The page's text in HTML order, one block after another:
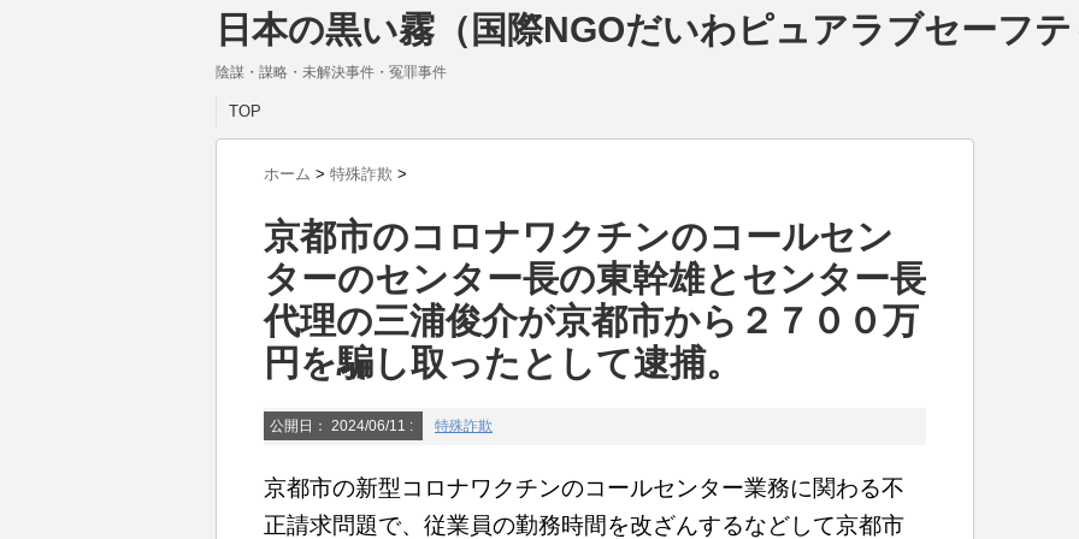
日本の黒い霧（国際NGOだいわピュアラブセーフテ
陰謀・謀略・未解決事件・冤罪事件
TOP
ホーム > 特殊詐欺 >
京都市のコロナワクチンのコールセン
ターのセンター長の東幹雄とセンター長
代理の三浦俊介が京都市から２７００万
円を騙し取ったとして逮捕。
公開日： 2024/06/11 : 特殊詐欺
京都市の新型コロナワクチンのコールセンター業務に関わる不
正請求問題で、従業員の勤務時間を改ざんするなどして京都市